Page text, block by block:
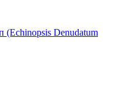
(Echinopsis Denudatum